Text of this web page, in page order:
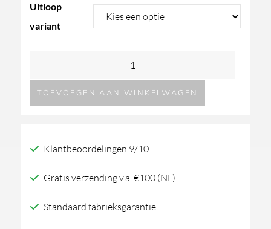
Uitloop
variant
Puro
Up
aantal
TOEVOEGEN AAN WINKELWAGEN
Klantbeoordelingen 9/10
Gratis verzending v.a. €100 (NL)
Standaard fabrieksgarantie